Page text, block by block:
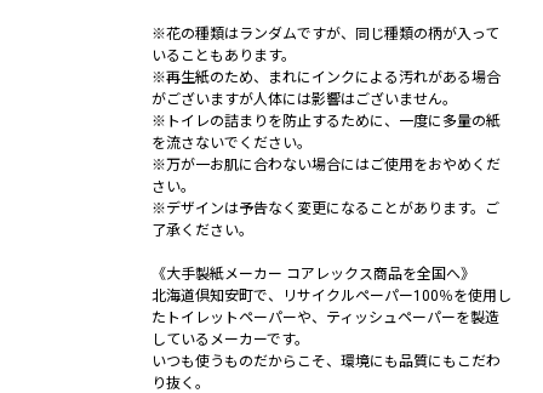
※花の種類はランダムですが、同じ種類の柄が入って
いることもあります。
※再生紙のため、まれにインクによる汚れがある場合
がございますが人体には影響はございません。
※トイレの詰まりを防止するために、一度に多量の紙
を流さないでください。
※万が一お肌に合わない場合にはご使用をおやめくだ
さい。
※デザインは予告なく変更になることがあります。ご
了承ください。
《大手製紙メーカー コアレックス商品を全国へ》
北海道倶知安町で、リサイクルペーパー100％を使用し
たトイレットペーパーや、ティッシュペーパーを製造
しているメーカーです。
いつも使うものだからこそ、環境にも品質にもこだわ
り抜く。